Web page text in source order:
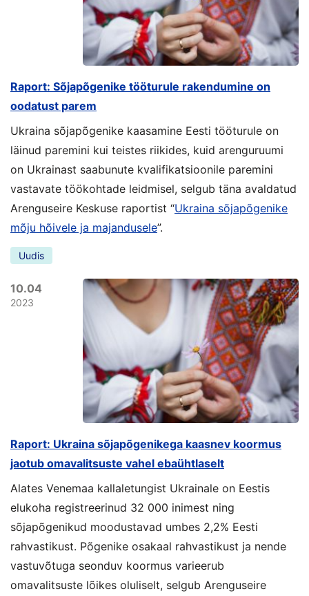
Raport: Sõjapõgenike tööturule rakendumine on
oodatust parem
Ukraina sõjapõgenike kaasamine Eesti tööturule on
läinud paremini kui teistes riikides, kuid arenguruumi
on Ukrainast saabunute kvalifikatsioonile paremini
vastavate töökohtade leidmisel, selgub täna avaldatud
Arenguseire Keskuse raportist “Ukraina sõjapõgenike
mõju hõivele ja majandusele”.
Uudis
10.04
2023
Raport: Ukraina sõjapõgenikega kaasnev koormus
jaotub omavalitsuste vahel ebaühtlaselt
Alates Venemaa kallaletungist Ukrainale on Eestis
elukoha registreerinud 32 000 inimest ning
sõjapõgenikud moodustavad umbes 2,2% Eesti
rahvastikust. Põgenike osakaal rahvastikust ja nende
vastuvõtuga seonduv koormus varieerub
omavalitsuste lõikes oluliselt, selgub Arenguseire